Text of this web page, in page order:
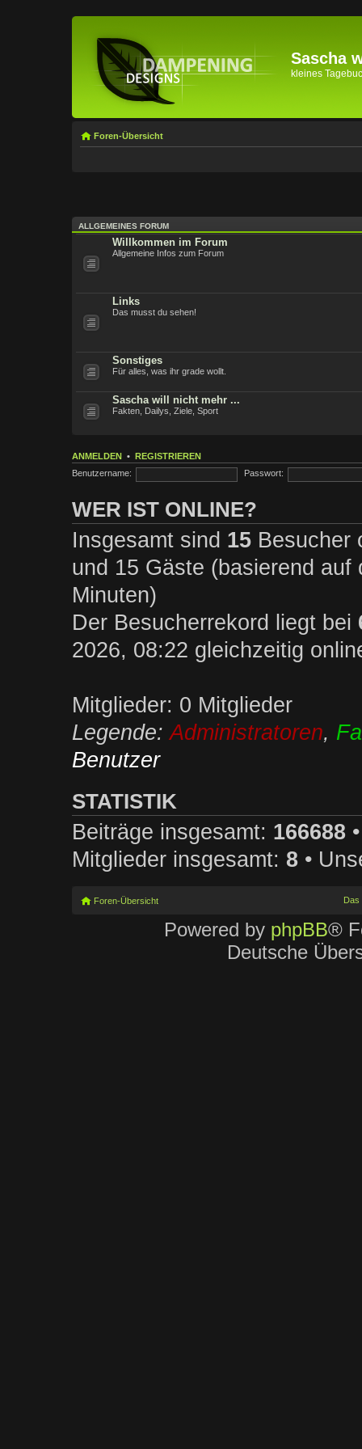
Sascha
kleines
Foren-Übersicht
ALLGEMEINES FORUM
Willkommen im Forum
Allgemeine Infos zum Forum
Links
Das musst du sehen!
Sonstiges
Für alles, was ihr grade wollt.
Sascha will nicht mehr ...
Fakten, Dailys, Ziele, Sport
ANMELDEN• REGISTRIEREN
Benutzername:
Passwort:
WER IST ONLINE?
Insgesamt sind 15Besucher
und 15 Gäste (basierend
Minuten)
Der Besucherrekord liegt bei
2026, 08:22 gleichzeitig
Mitglieder: 0 Mitglieder
Legende:Administratoren,
Benutzer
STATISTIK
Beiträge insgesamt: 166688
Mitglieder insgesamt: 8•
Foren-Übersicht Das
Powered by phpBB®
Deutsche